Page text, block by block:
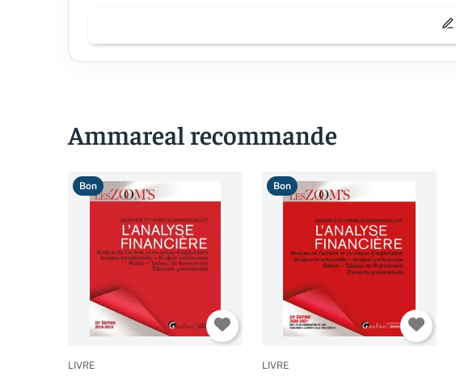
Ammareal recommande
Bon
LIVRE
Bon
LIVRE